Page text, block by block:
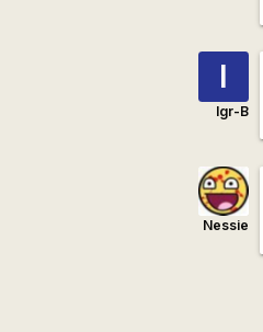
I
Igr-B
Nessie